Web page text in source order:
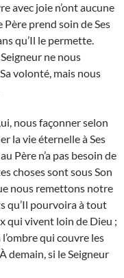
avec joie n’ont aucune
Père prend soin de Ses
qu’Il le permette.
ne nous
volonté, mais nous
nous façonner selon
la vie éternelle à Ses
Père n’a pas besoin de
choses sont sous Son
nous remettons notre
qu’Il pourvoira à tout
qui vivent loin de Dieu ;
qui couvre les
demain, si le Seigneur